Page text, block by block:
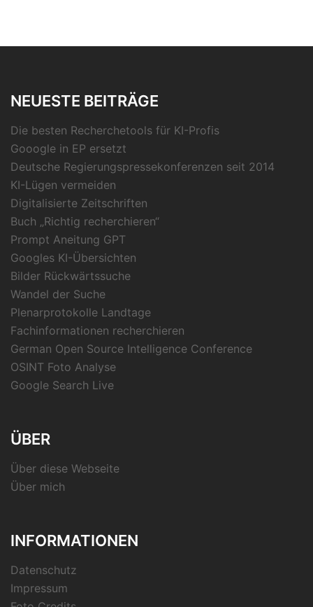
NEUESTE BEITRÄGE
Die besten Recherchetools für KI-Profis
Gooogle in EP ersetzt
Deutsche Regierungspressekonferenzen seit 2014
KI-Lügen vermeiden
Digitalisierte Zeitschriften
Buch „Richtig recherchieren“
Prompt Aneitung GPT
Googles KI-Übersichten
Bilder Rückwärtssuche
Wandel der Suche
Plenarprotokolle Landtage
Fachinformationen recherchieren
German Open Source Intelligence Conference
OSINT Foto Analyse
Google Search Live
ÜBER
Über diese Webseite
Über mich
INFORMATIONEN
Datenschutz
Impressum